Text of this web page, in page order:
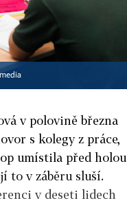
v polovině března
s kolegy z práce,
umístila před holou
to v záběru sluší.
v deseti lidech